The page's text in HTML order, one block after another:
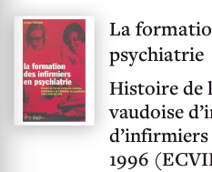
La
psychiatrie
Histoire de
vaudoise
d’infirmiers
1996